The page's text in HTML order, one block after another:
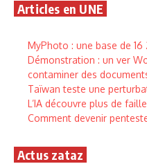
Articles en UNE
MyPhoto : une base de
Démonstration : un ver
contaminer des
Taïwan teste une
L’IA découvre plus de
Comment devenir
Actus zataz